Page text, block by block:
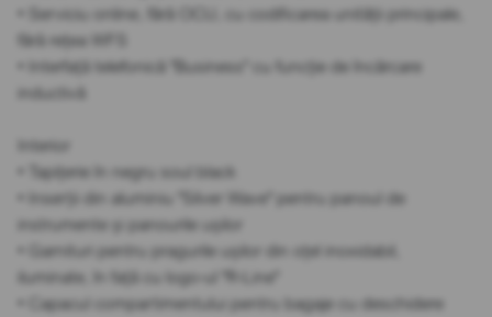
• Serviciu online, fără OCU, cu codificarea unității principale,
fără rețea WFS
• Interfață telefonică "Business" cu funcție de încărcare
inductivă
Interior
• Tapițerie în negru soul black
• Inserții din aluminiu "Silver Wave" pentru panoul de
instrumente și panourile ușilor
• Garnituri pentru pragurile ușilor din oțel inoxidabil,
iluminate, în față cu logo-ul "R-Line"
• Capacul compartimentului pentru bagaje cu deschidere